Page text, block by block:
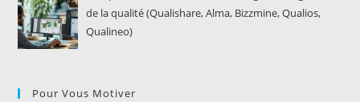
de la qualité (Qualishare, Alma, Bizzmine, Qualios,
Qualineo)
Pour Vous Motiver